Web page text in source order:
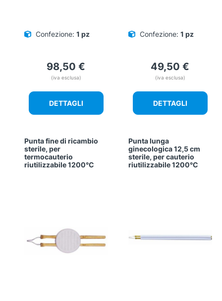
Confezione: 1 pz
98,50 €
(iva esclusa)
DETTAGLI
Confezione: 1 pz
49,50 €
(iva esclusa)
DETTAGLI
Punta fine di ricambio
sterile, per
termocauterio
riutilizzabile 1200°C
Punta lunga
ginecologica 12,5 cm
sterile, per cauterio
riutilizzabile 1200°C